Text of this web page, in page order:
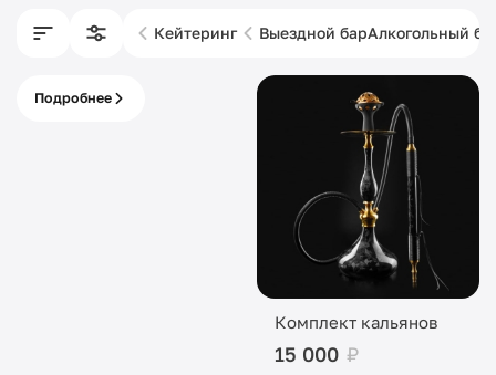
Кейтеринг Выездной барАлкогольный
Подробнее
Комплект кальянов
15 000 ₽